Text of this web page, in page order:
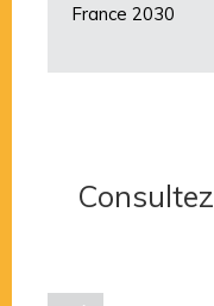
France 2030